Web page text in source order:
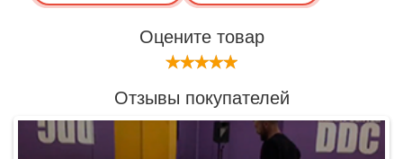
Оцените товар
Отзывы покупателей